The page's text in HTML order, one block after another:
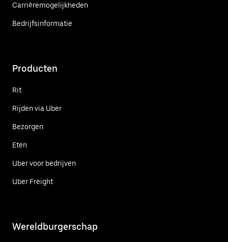
Carrièremogelijkheden
Bedrijfsinformatie
Producten
Rit
Rijden via Uber
Bezorgen
Eten
Uber voor bedrijven
Uber Freight
Wereldburgerschap